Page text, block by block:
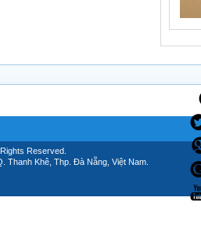
Reserved.
Thanh Khê, Thp. Đà Nẵng, Việt Nam.